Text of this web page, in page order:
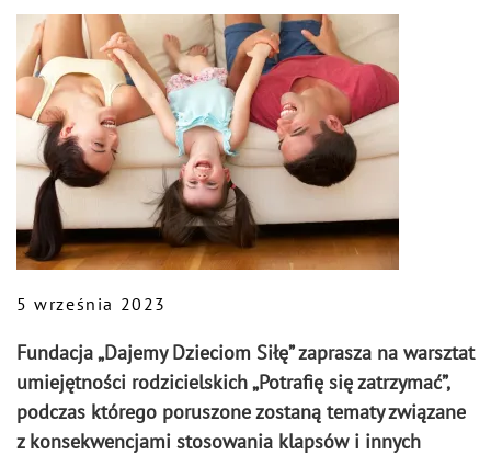
5 września 2023
Fundacja „Dajemy Dzieciom Siłę” zaprasza na warsztat
umiejętności rodzicielskich „Potrafię się zatrzymać”,
podczas którego poruszone zostaną tematy związane
z konsekwencjami stosowania klapsów i innych